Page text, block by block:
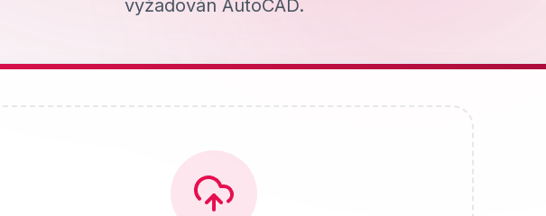
vyžadován AutoCAD.